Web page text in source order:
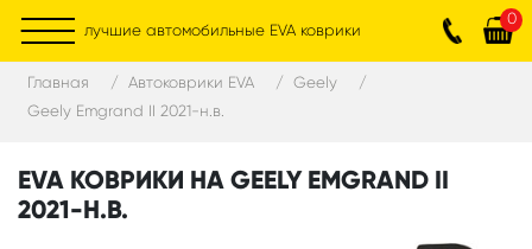
лучшие автомобильные EVA коврики
0
Главная Автоковрики EVA
Geely
Geely Emgrand II 2021-н.в.
EVA КОВРИКИ НА GEELY EMGRAND II
2021-Н.В.